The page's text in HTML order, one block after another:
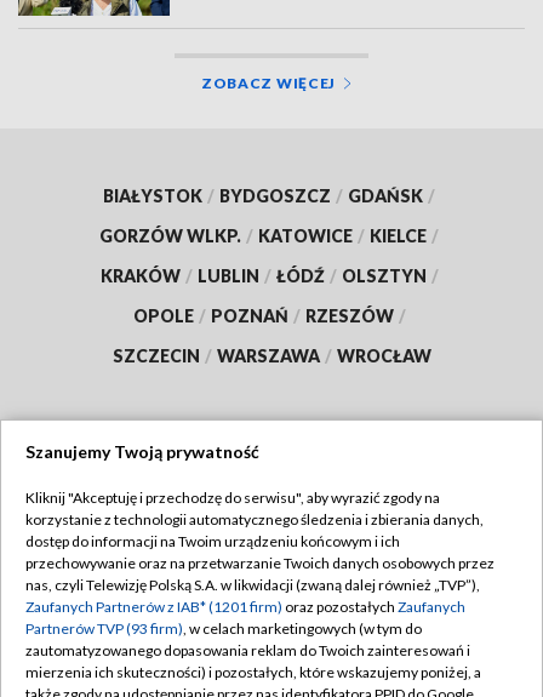
ZOBACZ WIĘCEJ
BIAŁYSTOK / BYDGOSZCZ / GDAŃSK /
GORZÓW WLKP. / KATOWICE / KIELCE /
KRAKÓW / LUBLIN / ŁÓDŹ / OLSZTYN /
OPOLE / POZNAŃ / RZESZÓW /
SZCZECIN / WARSZAWA / WROCŁAW
TVP
Abonament TVP
Emisja w TVP
Centrum informacji TVP
Naziemna Telewizja Cyfrowa
Regulamin TVP
Polityka prywatności
Moje zgody
Pomoc
Szanujemy Twoją prywatność
Kliknij "Akceptuję i przechodzę do serwisu", aby wyrazić zgody na
korzystanie z technologii automatycznego śledzenia i zbierania danych,
dostęp do informacji na Twoim urządzeniu końcowym i ich
przechowywanie oraz na przetwarzanie Twoich danych osobowych przez
nas, czyli Telewizję Polską S.A. w likwidacji (zwaną dalej również „TVP”),
Zaufanych Partnerów z IAB* (1201 firm) oraz pozostałych Zaufanych
Partnerów TVP (93 firm), w celach marketingowych (w tym do
zautomatyzowanego dopasowania reklam do Twoich zainteresowań i
mierzenia ich skuteczności) i pozostałych, które wskazujemy poniżej, a